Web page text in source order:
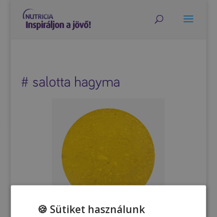
# salotta hagyma
🍪 Sütiket használunk